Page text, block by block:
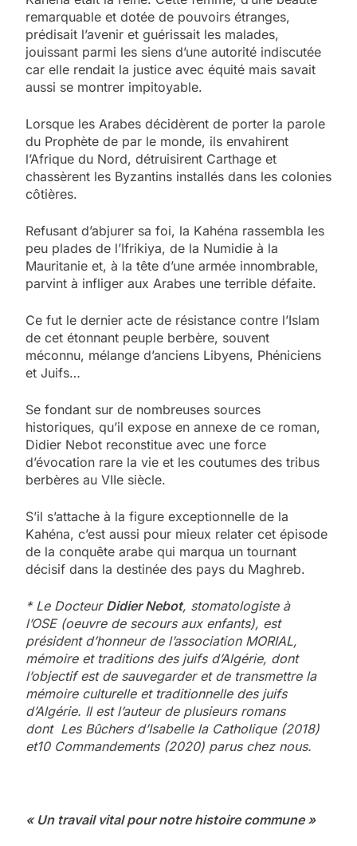
remarquable et dotée de pouvoirs étranges,
prédisait l’avenir et guérissait les malades,
jouissant parmi les siens d’une autorité indiscutée
car elle rendait la justice avec équité mais savait
aussi se montrer impitoyable.
Lorsque les Arabes décidèrent de porter la parole
du Prophète de par le monde, ils envahirent
l’Afrique du Nord, détruisirent Carthage et
chassèrent les Byzantins installés dans les colonies
côtières.
Refusant d’abjurer sa foi, la Kahéna rassembla les
peu plades de l’Ifrikiya, de la Numidie à la
Mauritanie et, à la tête d’une armée innombrable,
parvint à infliger aux Arabes une terrible défaite.
Ce fut le dernier acte de résistance contre l’Islam
de cet étonnant peuple berbère, souvent
méconnu, mélange d’anciens Libyens, Phéniciens
et Juifs…
Se fondant sur de nombreuses sources
historiques, qu’il expose en annexe de ce roman,
Didier Nebot reconstitue avec une force
d’évocation rare la vie et les coutumes des tribus
berbères au VIIe siècle.
S’il s’attache à la figure exceptionnelle de la
Kahéna, c’est aussi pour mieux relater cet épisode
de la conquête arabe qui marqua un tournant
décisif dans la destinée des pays du Maghreb.
* Le Docteur Didier Nebot, stomatologiste à
l’OSE (oeuvre de secours aux enfants), est
président d’honneur de l’association MORIAL,
mémoire et traditions des juifs d’Algérie, dont
l’objectif est de sauvegarder et de transmettre la
mémoire culturelle et traditionnelle des juifs
d’Algérie. Il est l’auteur de plusieurs romans
dont Les Bûchers d’Isabelle la Catholique (2018)
et10 Commandements (2020) parus chez nous.
« Un travail vital pour notre histoire commune »